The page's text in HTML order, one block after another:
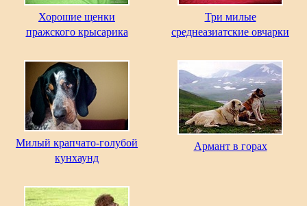
Хорошие щенки
пражского крысарика
Три милые
среднеазиатские овчарки
Милый крапчато-голубой
кунхаунд
Армант в горах